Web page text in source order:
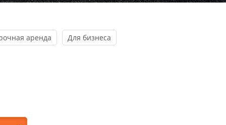
аренда Для бизнеса